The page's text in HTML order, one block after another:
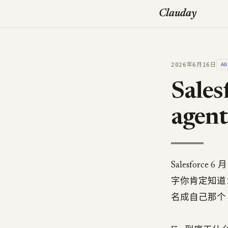
Clauday
2026年6月16日
Salesforce 6
字你肯定知
名成自己那个